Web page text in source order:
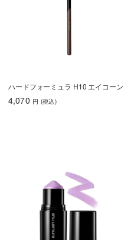
ハードフォーミュラ H10 エイコーン
4,070 円 (税込)